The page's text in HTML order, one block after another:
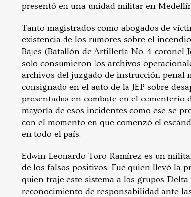
presentó en una unidad militar en
Tanto magistrados como abogados de
existencia de los rumores sobre el
Bajes (Batallón de Artillería No. 4 coronel
solo consumieron los archivos
archivos del juzgado de instrucción penal
consignado en el auto de la JEP sobre
presentadas en combate en el
mayoría de esos incidentes como ese se
con el momento en que comenzó el
en todo el país.
Edwin Leonardo Toro Ramírez es un
de los falsos positivos. Fue quien llevó la
quien traje este sistema a los grupos
reconocimiento de responsabilidad ante